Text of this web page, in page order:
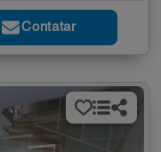
Contatar